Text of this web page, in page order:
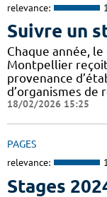
relevance:
Suivre un
Chaque année,
Montpellier
provenance
d’organismes de
18/02/2026 15:25
PAGES
relevance:
Stages